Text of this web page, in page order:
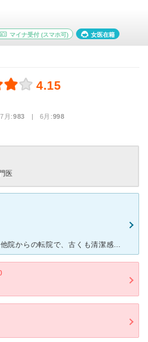
マイナ受付 (スマホ可) 女医在籍
4.15
月:983 | 6月:998
医
家族がお世話になりました。 他院からの転院で、古くも清潔感があり綺麗な施設でした。 駐車場もあります。 入院をしていました。看護師さんも先生も良い方が多かった印象です。 ただ、喉が渇いた時に誤